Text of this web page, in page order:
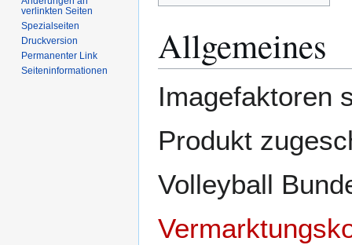
Allgemeines
Imagefaktoren
Produkt
Volleyball
verlinkten Seiten
Spezialseiten
Druckversion
Permanenter Link
Seiten­­informationen